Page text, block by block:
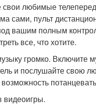
свои любимые
сами, пульт
вашим полным
все, что хотите.
громко. Включите
и послушайте свою
возможность
видеоигры.